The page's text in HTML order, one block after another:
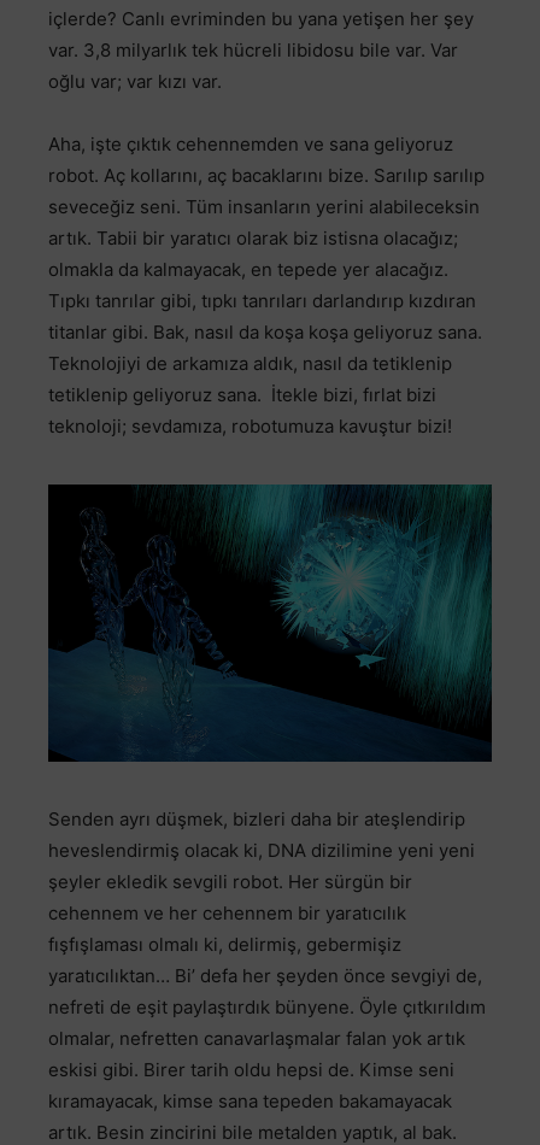
içlerde? Canlı evriminden bu yana yetişen her şey
var. 3,8 milyarlık tek hücreli libidosu bile var. Var
oğlu var; var kızı var.
Aha, işte çıktık cehennemden ve sana geliyoruz
robot. Aç kollarını, aç bacaklarını bize. Sarılıp sarılıp
seveceğiz seni. Tüm insanların yerini alabileceksin
artık. Tabii bir yaratıcı olarak biz istisna olacağız;
olmakla da kalmayacak, en tepede yer alacağız.
Tıpkı tanrılar gibi, tıpkı tanrıları darlandırıp kızdıran
titanlar gibi. Bak, nasıl da koşa koşa geliyoruz sana.
Teknolojiyi de arkamıza aldık, nasıl da tetiklenip
tetiklenip geliyoruz sana. İtekle bizi, fırlat bizi
teknoloji; sevdamıza, robotumuza kavuştur bizi!
Senden ayrı düşmek, bizleri daha bir ateşlendirip
heveslendirmiş olacak ki, DNA dizilimine yeni yeni
şeyler ekledik sevgili robot. Her sürgün bir
cehennem ve her cehennem bir yaratıcılık
fışfışlaması olmalı ki, delirmiş, gebermişiz
yaratıcılıktan… Bi’ defa her şeyden önce sevgiyi de,
nefreti de eşit paylaştırdık bünyene. Öyle çıtkırıldım
olmalar, nefretten canavarlaşmalar falan yok artık
eskisi gibi. Birer tarih oldu hepsi de. Kimse seni
kıramayacak, kimse sana tepeden bakamayacak
artık. Besin zincirini bile metalden yaptık, al bak.